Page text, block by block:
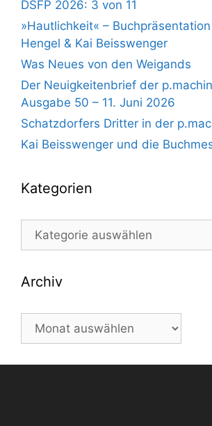
DSFP 2026: 3 von 11
»Hautlichkeit« –
Hengel & Kai Beisswenger
Was Neues von den Weigands
Der Neuigkeitenbrief der
Ausgabe 50 – 11. Juni 2026
Schatzdorfers Dritter in der
Kai Beisswenger und die
Kategorien
Kategorien
Archiv
Archiv